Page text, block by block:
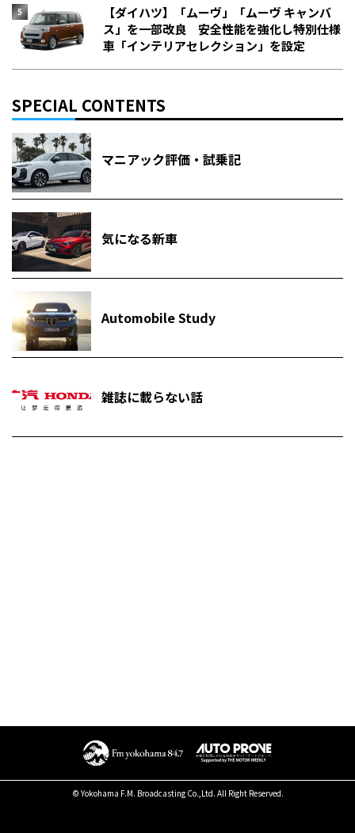
【ダイハツ】「ムーヴ」「ムーヴ キャンバ
ス」を一部改良 安全性能を強化し特別仕様
車「インテリアセレクション」を設定
SPECIAL CONTENTS
マニアック評価・試乗記
気になる新車
Automobile Study
雑誌に載らない話
© Yokohama F.M. Broadcasting Co.,Ltd. All Right Reserved.